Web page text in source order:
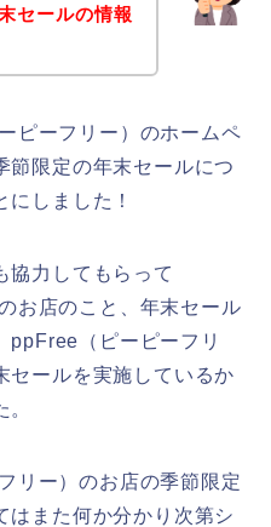
セールの情報
ピーフリー）のホームペ
節限定の年末セールにつ
しました！
協力してもらって
お店のこと、年末セール
ppFree（ピーピーフリ
セールを実施しているか
リー）のお店の季節限定
はまた何か分かり次第シ